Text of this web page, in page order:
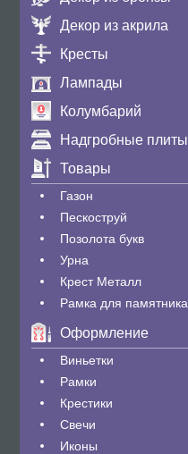
Декор из акрила
Кресты
Лампады
Колумбарий
Надгробные плиты
Товары
Газон
Пескоструй
Позолота букв
Урна
Крест Металл
Рамка для памятника
Оформление
Виньетки
Рамки
Крестики
Свечи
Иконы